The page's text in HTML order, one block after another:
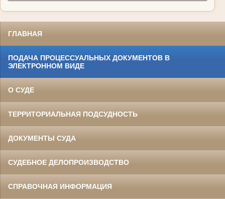
ГЛАВНАЯ
ПОДАЧА ПРОЦЕССУАЛЬНЫХ ДОКУМЕНТОВ В
ЭЛЕКТРОННОМ ВИДЕ
О СУДЕ
ТЕРРИТОРИАЛЬНАЯ ПОДСУДНОСТЬ
ДОКУМЕНТЫ СУДА
СУДЕБНОЕ ДЕЛОПРОИЗВОДСТВО
СПРАВОЧНАЯ ИНФОРМАЦИЯ